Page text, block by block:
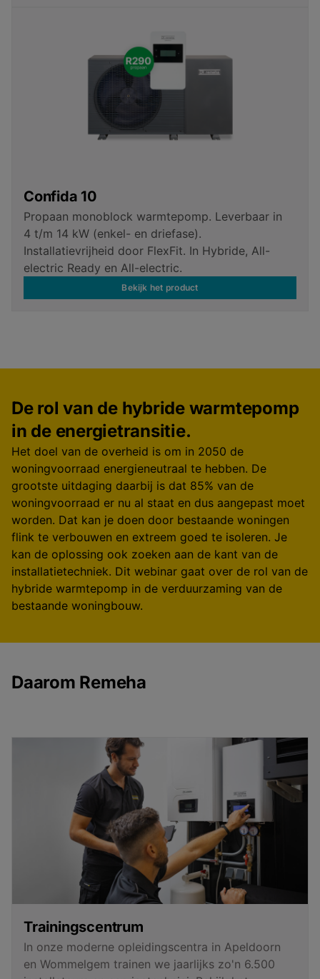
Confida 10
Propaan monoblock warmtepomp. Leverbaar in
4 t/m 14 kW (enkel- en driefase).
Installatievrijheid door FlexFit. In Hybride, All-
electric Ready en All-electric.
Bekijk het product
De rol van de hybride warmtepomp
in de energietransitie.
Het doel van de overheid is om in 2050 de
woningvoorraad energieneutraal te hebben. De
grootste uitdaging daarbij is dat 85% van de
woningvoorraad er nu al staat en dus aangepast moet
worden. Dat kan je doen door bestaande woningen
flink te verbouwen en extreem goed te isoleren. Je
kan de oplossing ook zoeken aan de kant van de
installatietechniek. Dit webinar gaat over de rol van de
hybride warmtepomp in de verduurzaming van de
bestaande woningbouw.
Daarom Remeha
Trainingscentrum
In onze moderne opleidingscentra in Apeldoorn
en Wommelgem trainen we jaarlijks zo'n 6.500